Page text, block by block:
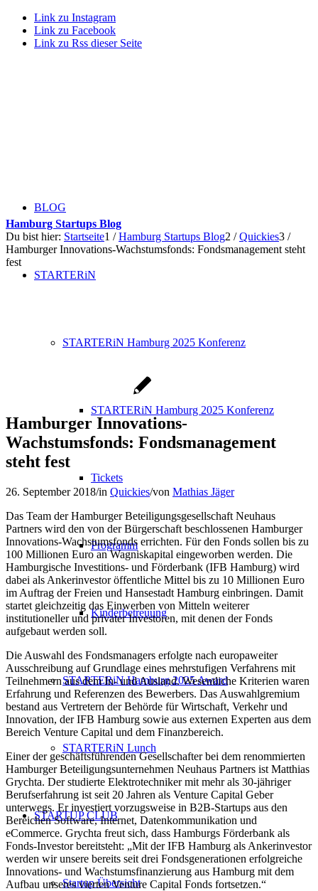
Link zu Instagram
Link zu Facebook
Link zu Rss dieser Seite
BLOG
STARTERiN
STARTERiN Hamburg 2025 Konferenz
STARTERiN Hamburg 2025 Konferenz
Tickets
Programm
Kinderbetreuung
STARTERiN Hamburg 2025 Award
STARTERiN Lunch
STARTUP CLUB
Startup Übersicht
Hamburg Startups Blog
Du bist hier: Startseite1 / Hamburg Startups Blog2 / Quickies3 /
Hamburger Innovations-Wachstumsfonds: Fondsmanagement steht
fest
Hamburger Innovations-
Wachstumsfonds: Fondsmanagement
steht fest
26. September 2018/in Quickies/von Mathias Jäger
Das Team der Hamburger Beteiligungsgesellschaft Neuhaus
Partners wird den von der Bürgerschaft beschlossenen Hamburger
Innovations-Wachstumsfonds errichten. Für den Fonds sollen bis zu
100 Millionen Euro an Wagniskapital eingeworben werden. Die
Hamburgische Investitions- und Förderbank (IFB Hamburg) wird
dabei als Ankerinvestor öffentliche Mittel bis zu 10 Millionen Euro
im Auftrag der Freien und Hansestadt Hamburg einbringen. Damit
startet gleichzeitig das Einwerben von Mitteln weiterer
institutioneller und privater Investoren, mit denen der Fonds
aufgebaut werden soll.
Die Auswahl des Fondsmanagers erfolgte nach europaweiter
Ausschreibung auf Grundlage eines mehrstufigen Verfahrens mit
Teilnehmern aus dem In- und Ausland. Wesentliche Kriterien waren
Erfahrung und Referenzen des Bewerbers. Das Auswahlgremium
bestand aus Vertretern der Behörde für Wirtschaft, Verkehr und
Innovation, der IFB Hamburg sowie aus externen Experten aus dem
Bereich Venture Capital und dem Finanzbereich.
Einer der geschäftsführenden Gesellschafter bei dem renommierten
Hamburger Beteiligungsunternehmen Neuhaus Partners ist Matthias
Grychta. Der studierte Elektrotechniker mit mehr als 30-jähriger
Berufserfahrung ist seit 20 Jahren als Venture Capital Geber
unterwegs. Er investiert vorzugsweise in B2B-Startups aus den
Bereichen Software, Internet, Datenkommunikation und
eCommerce. Grychta freut sich, dass Hamburgs Förderbank als
Fonds-Investor bereitsteht: „Mit der IFB Hamburg als Ankerinvestor
werden wir unsere bereits seit drei Fondsgenerationen erfolgreiche
Innovations- und Wachstumsfinanzierung aus Hamburg mit dem
Aufbau unseres vierten Venture Capital Fonds fortsetzen.“